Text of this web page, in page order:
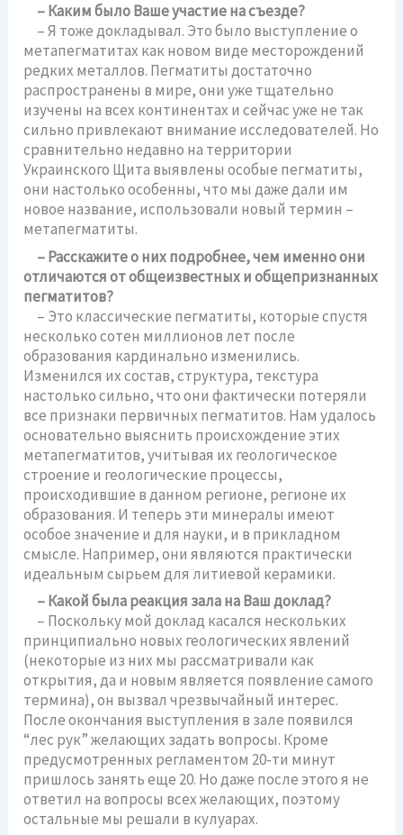
– Каким было Ваше участие на съезде?
– Я тоже докладывал. Это было выступление о
метапегматитах как новом виде месторождений
редких металлов. Пегматиты достаточно
распространены в мире, они уже тщательно
изучены на всех континентах и сейчас уже не так
сильно привлекают внимание исследователей. Но
сравнительно недавно на территории
Украинского Щита выявлены особые пегматиты,
они настолько особенны, что мы даже дали им
новое название, использовали новый термин –
метапегматиты.
– Расскажите о них подробнее, чем именно они
отличаются от общеизвестных и общепризнанных
пегматитов?
– Это классические пегматиты, которые спустя
несколько сотен миллионов лет после
образования кардинально изменились.
Изменился их состав, структура, текстура
настолько сильно, что они фактически потеряли
все признаки первичных пегматитов. Нам удалось
основательно выяснить происхождение этих
метапегматитов, учитывая их геологическое
строение и геологические процессы,
происходившие в данном регионе, регионе их
образования. И теперь эти минералы имеют
особое значение и для науки, и в прикладном
смысле. Например, они являются практически
идеальным сырьем для литиевой керамики.
– Какой была реакция зала на Ваш доклад?
– Поскольку мой доклад касался нескольких
принципиально новых геологических явлений
(некоторые из них мы рассматривали как
открытия, да и новым является появление самого
термина), он вызвал чрезвычайный интерес.
После окончания выступления в зале появился
“лес рук” желающих задать вопросы. Кроме
предусмотренных регламентом 20-ти минут
пришлось занять еще 20. Но даже после этого я не
ответил на вопросы всех желающих, поэтому
остальные мы решали в кулуарах.